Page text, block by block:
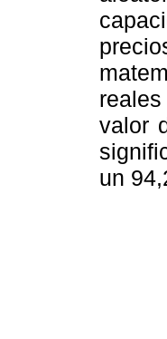
valor
un